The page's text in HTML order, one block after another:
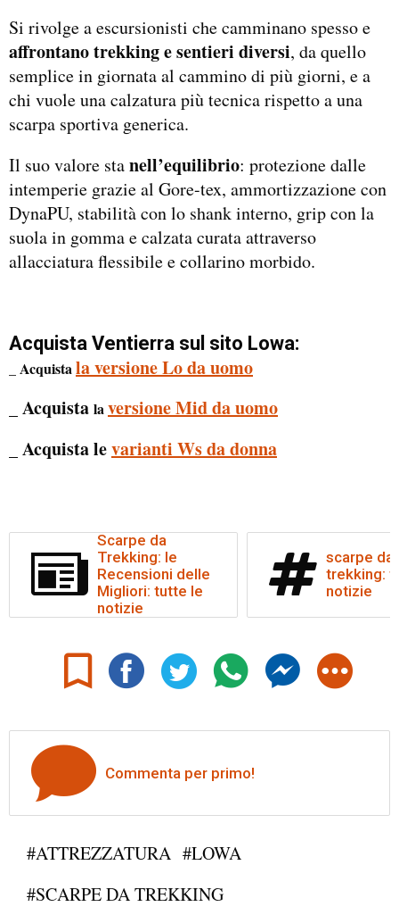
Si rivolge a escursionisti che camminano spesso e
affrontano trekking e sentieri diversi, da quello
semplice in giornata al cammino di più giorni, e a
chi vuole una calzatura più tecnica rispetto a una
scarpa sportiva generica.
Il suo valore stanell’equilibrio: protezione dalle
intemperie grazie al Gore-tex, ammortizzazione con
DynaPU, stabilità con lo shank interno, grip con la
suola in gomma e calzata curata attraverso
allacciatura flessibile e collarino morbido.
Acquista Ventierra sul sito Lowa:
_ Acquista la versione Lo da uomo
_ Acquista laversione Mid da uomo
_ Acquista levarianti Ws da donna
Scarpe da
Trekking: le
Recensioni delle
Migliori: tutte le
notizie
scarpe da
trekking:
notizie
Commenta per primo!
#ATTREZZATURA #LOWA
#SCARPE DA TREKKING